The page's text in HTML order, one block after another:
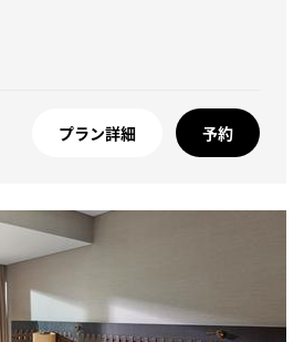
プラン詳細 予約